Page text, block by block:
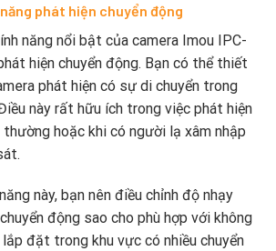
phát hiện chuyển động
năng nổi bật của camera Imou IPC-
hiện chuyển động. Bạn có thể thiết
phát hiện có sự di chuyển trong
này rất hữu ích trong việc phát hiện
hoặc khi có người lạ xâm nhập
này, bạn nên điều chỉnh độ nhạy
động sao cho phù hợp với không
đặt trong khu vực có nhiều chuyển